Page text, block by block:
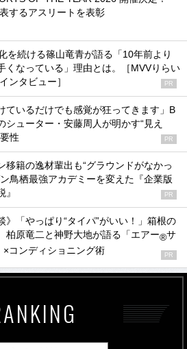
するアスリートを表彰
を続ける篠山竜青が語る「10年前より
くなっている」理由とは。［MVVりらい
ンタビュー］
PR
ているだけでも感覚が狂ってきます」B
シューター・安藤周人が明かす“見え
性
PR
移籍の逸材輩出も“グラウンドがなかっ
鳥栖最強アカデミーを変えた『企業版
』
PR
》「やっぱり“タイパ”がいい！」箱根の
柏原竜二と神野大地が語る「エアー®サ
×コンディショニング術 PR